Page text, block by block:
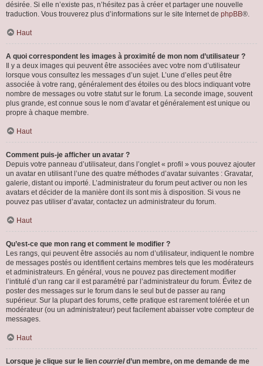
désirée. Si elle n’existe pas, n’hésitez pas à créer et partager une nouvelle
traduction. Vous trouverez plus d’informations sur le site Internet de phpBB®.
Haut
A quoi correspondent les images à proximité de mon nom d’utilisateur ?
Il y a deux images qui peuvent être associées avec votre nom d’utilisateur
lorsque vous consultez les messages d’un sujet. L’une d’elles peut être
associée à votre rang, généralement des étoiles ou des blocs indiquant votre
nombre de messages ou votre statut sur le forum. La seconde image, souvent
plus grande, est connue sous le nom d’avatar et généralement est unique ou
propre à chaque membre.
Haut
Comment puis-je afficher un avatar ?
Depuis votre panneau d’utilisateur, dans l’onglet « profil » vous pouvez ajouter
un avatar en utilisant l’une des quatre méthodes d’avatar suivantes : Gravatar,
galerie, distant ou importé. L’administrateur du forum peut activer ou non les
avatars et décider de la manière dont ils sont mis à disposition. Si vous ne
pouvez pas utiliser d’avatar, contactez un administrateur du forum.
Haut
Qu’est-ce que mon rang et comment le modifier ?
Les rangs, qui peuvent être associés au nom d’utilisateur, indiquent le nombre
de messages postés ou identifient certains membres tels que les modérateurs
et administrateurs. En général, vous ne pouvez pas directement modifier
l’intitulé d’un rang car il est paramétré par l’administrateur du forum. Évitez de
poster des messages sur le forum dans le seul but de passer au rang
supérieur. Sur la plupart des forums, cette pratique est rarement tolérée et un
modérateur (ou un administrateur) peut facilement abaisser votre compteur de
messages.
Haut
Lorsque je clique sur le lien courrield’un membre, on me demande de me